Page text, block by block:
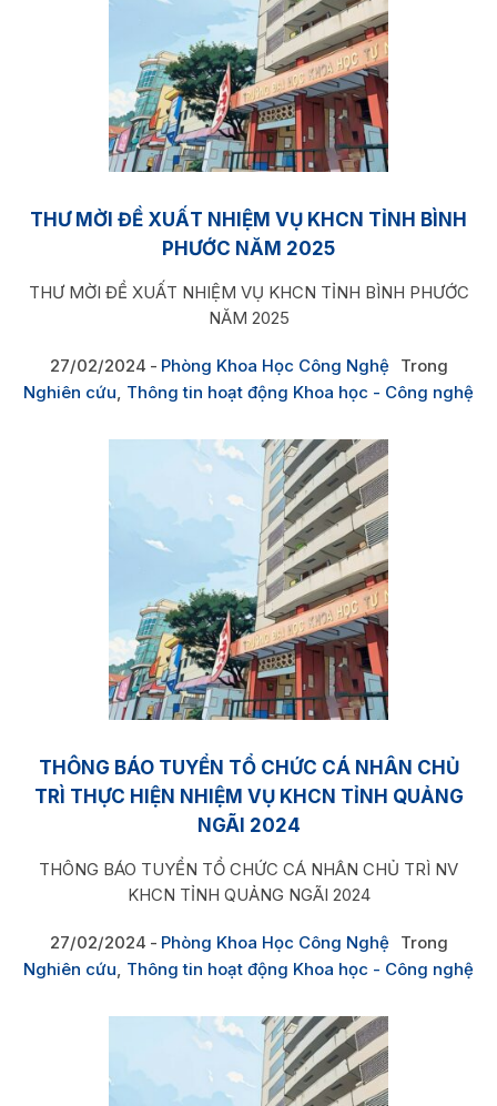
THƯ MỜI ĐỀ XUẤT NHIỆM VỤ KHCN TỈNH BÌNH
PHƯỚC NĂM 2025
THƯ MỜI ĐỀ XUẤT NHIỆM VỤ KHCN TỈNH BÌNH PHƯỚC
NĂM 2025
27/02/2024 Phòng Khoa Học Công Nghệ
Trong
Nghiên cứu Thông tin hoạt động Khoa học - Công nghệ
THÔNG BÁO TUYỂN TỔ CHỨC CÁ NHÂN CHỦ
TRÌ THỰC HIỆN NHIỆM VỤ KHCN TỈNH QUẢNG
NGÃI 2024
THÔNG BÁO TUYỂN TỔ CHỨC CÁ NHÂN CHỦ TRÌ NV
KHCN TỈNH QUẢNG NGÃI 2024
27/02/2024 Phòng Khoa Học Công Nghệ
Trong
Nghiên cứu Thông tin hoạt động Khoa học - Công nghệ